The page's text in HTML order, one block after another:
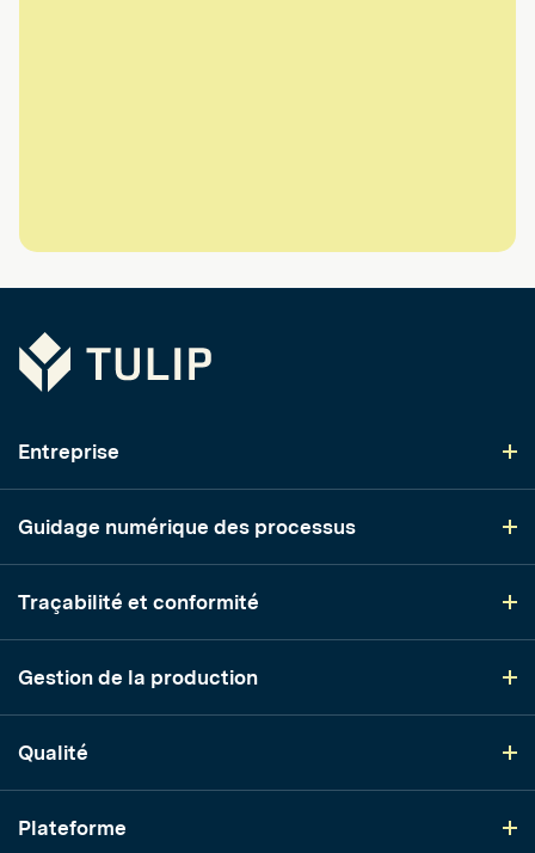
Tulip
Entreprise
Guidage numérique des processus
Traçabilité et conformité
Gestion de la production
Qualité
Plateforme